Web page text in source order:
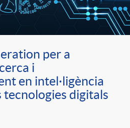
per a
i
en intel·ligència
digitals